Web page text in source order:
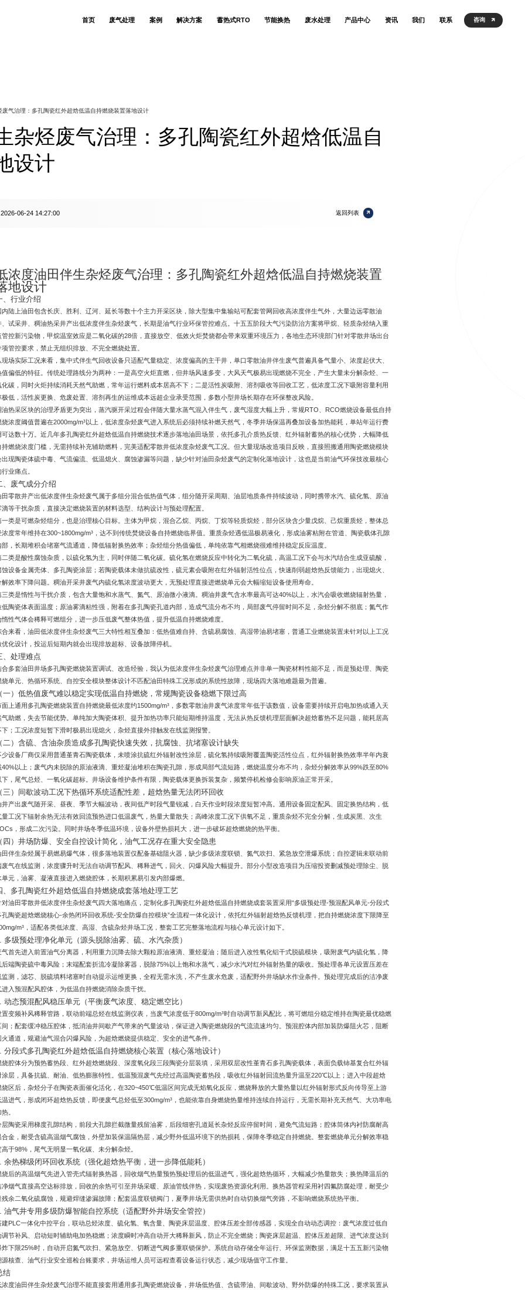
首页 废气处理
吸收洗涤技术 吸附脱附技术
模块低温深冷技术 湿电除尘技术 布袋除尘技术
生物除臭技术 风风逆流换热技术
案例 解决方案
化工污水站调节 污水站生化段恶
PVC 加工助剂异 电动车喷涂车间 热镀锌酸洗池盐
热镀锌锌烟颗粒 炒酱（调味酱包）气 动物无害化恶臭
塑料薄膜凹版印
蓄热式RTO
适用场景 相关案例
节能换热 废水处理 产品中心
吸附脱附设备 RTO焚烧炉
资讯
废气治理知识 废水处理知识
环保设备观点 行业动态
换热器技术
我们
客户评价
联系 咨询
废气治理：多孔陶瓷红外超焓低温自持燃烧装置落地设计
杂烃废气治理：多孔陶瓷红外超焓低温自
设计
2026-06-24 14:27:00 返回列表
浓度油田伴生杂烃废气治理：多孔陶瓷红外超焓低温自持燃烧装置
地设计
、行业介绍
内陆上油田包含长庆、胜利、辽河、延长等数十个主力开采区块，除大型集中集输站可配套管网回收高浓度伴生气外，大量边远零散油
、试采井、稠油热采井产出低浓度伴生杂烃废气，长期是油气行业环保管控难点。十五五阶段大气污染防治方案将甲烷、轻质杂烃纳入重
管控新污染物，甲烷温室效应是二氧化碳的28倍，直接放空、低效火炬焚烧都会带来双重环境压力，各地生态环境部门针对零散井场出台
项管控要求，禁止无组织排放、不完全燃烧处置。
现场实际工况来看，集中式伴生气回收设备只适配气量稳定、浓度偏高的主干井，单口零散油井伴生废气普遍具备气量小、浓度起伏大、
值偏低的特征。传统处理路线分为两种：一是高空火炬直燃，但井场风速多变，大风天气极易出现燃烧不完全，产生大量未分解杂烃、一
化碳，同时火炬持续消耗天然气助燃，常年运行燃料成本居高不下；二是活性炭吸附、溶剂吸收等回收工艺，低浓度工况下吸附容量利用
极低，活性炭更换、危废处置、溶剂再生的运维成本远超企业承受范围，多数小型井场长期存在环保整改风险。
油热采区块的治理矛盾更为突出，蒸汽驱开采过程会伴随大量水蒸气混入伴生气，废气湿度大幅上升，常规RTO、RCO燃烧设备最低自持
烧浓度阈值普遍在2000mg/m³以上，低浓度杂烃废气进入系统后必须持续补燃天然气，冬季井场保温再叠加设备加热能耗，单站年运行费
可达数十万。近几年多孔陶瓷红外超焓低温自持燃烧技术逐步落地油田场景，依托多孔介质热反馈、红外辐射蓄热的核心优势，大幅降低
持燃烧浓度门槛，无需持续补充辅助燃料，完美适配零散井低浓度杂烃废气工况。但大量现场改造项目反映，直接照搬通用陶瓷燃烧模块
出现陶瓷体硫中毒、气流偏流、低温熄火、腐蚀渗漏等问题，缺少针对油田杂烃废气的定制化落地设计，这也是当前油气环保技改最核心
行业痛点。
、废气成分介绍
田零散井产出低浓度伴生杂烃废气属于多组分混合低热值气体，组分随开采周期、油层地质条件持续波动，同时携带水汽、硫化氢、原油
滴等干扰杂质，直接决定燃烧装置的材料选型、结构设计与预处理配置。
一类是可燃杂烃组分，也是治理核心目标。主体为甲烷，混合乙烷、丙烷、丁烷等轻质烷烃，部分区块含少量戊烷、己烷重质烃，整体总
浓度常年维持在300~1800mg/m³，达不到传统焚烧设备自持燃烧临界值。重质杂烃遇低温极易液化，形成油雾粘附在管道、陶瓷载体孔隙
部，长期堆积会堵塞气流通道，降低辐射换热效率；杂烃组分热值偏低，单纯依靠气相燃烧很难维持稳定反应温度。
二类是酸性腐蚀杂质，以硫化氢为主，同时伴随二氧化碳。硫化氢在燃烧反应中转化为二氧化硫，高温工况下会与水汽结合生成亚硫酸，
蚀设备金属壳体、多孔陶瓷涂层；若陶瓷载体未做抗硫改性，硫元素会吸附在红外辐射活性位点，快速削弱超焓热反馈能力，出现熄火、
解效率下降问题。稠油开采井废气内硫化氢浓度波动更大，无预处理直接进燃烧单元会大幅缩短设备使用寿命。
三类是惰性与干扰介质，包含大量饱和水蒸气、氮气、原油微小液滴。稠油井废气含水率最高可达40%以上，水汽会吸收燃烧辐射热量，
低陶瓷体表面温度；原油雾滴粘性强，附着在多孔陶瓷孔道内部，造成气流分布不均，局部废气停留时间不足，杂烃分解不彻底；氮气作
惰性气体会稀释可燃组分，进一步压低废气整体热值，提升低温自持燃烧难度。
合来看，油田低浓度伴生杂烃废气三大特性相互叠加：低热值难自持、含硫易腐蚀、高湿带油易堵塞，普通工业燃烧装置未针对以上工况
优化设计，投运后短期内就会出现排放超标、设备故障停机。
、处理难点
合多套油田井场多孔陶瓷燃烧装置调试、改造经验，我认为低浓度伴生杂烃废气治理难点并非单一陶瓷材料性能不足，而是预处理、陶瓷
烧单元、热循环系统、自控安全模块整体设计不匹配油田特殊工况形成的系统性故障，现场四大落地难题最为普遍。
一）低热值废气难以稳定实现低温自持燃烧，常规陶瓷设备稳燃下限过高
面上通用多孔陶瓷燃烧装置自持燃烧最低浓度约1500mg/m³，多数零散油井废气浓度常年低于该数值，设备需要持续开启电加热或通入天
气助燃，失去节能优势。单纯加大陶瓷体积、提升加热功率只能短期维持温度，无法从热反馈机理层面解决超焓蓄热不足问题，能耗居高
下；工况浓度短暂下滑时极易出现熄火，杂烃直接外排触发在线监测报警。
二）含硫、含油杂质造成多孔陶瓷快速失效，抗腐蚀、抗堵塞设计缺失
少设备厂商仅采用普通堇青石陶瓷载体，未喷涂抗硫红外辐射改性涂层，硫化氢持续吸附覆盖陶瓷活性位点，红外辐射换热效率半年内衰
40%以上；废气内未脱除的原油液滴、重烃凝油堆积在陶瓷孔隙，形成局部气流短路，燃烧温度分布不均，杂烃分解效率从99%跌至80%
下，尾气总烃、一氧化碳超标。井场设备维护条件有限，陶瓷载体更换拆装复杂，频繁停机检修会影响原油正常开采。
三）间歇波动工况下热循环系统适配性差，超焓热量无法闭环回收
井产出废气随开采、昼夜、季节大幅波动，夜间低产时段气量锐减，白天作业时段浓度短暂冲高。通用设备固定配风、固定换热结构，低
量工况下辐射余热无法有效回流预热进口低温废气，热量大量散失；高峰浓度工况下供氧不足，重质杂烃不完全分解，生成炭黑、次生
，形成二次污染。同时井场冬季低温环境，设备外壁热损耗大，进一步破坏超焓燃烧的热平衡。
四）井场防爆、安全自控设计简化，油气工况存在重大安全隐患
田伴生杂烃属于易燃易爆气体，很多落地装置仅配备基础阻火器，缺少多级浓度联锁、氮气吹扫、紧急放空泄爆系统；自控逻辑未联动前
废气在线监测，浓度骤升时无法自动调节配风、稀释进气，回火、闪爆风险大幅提升。部分小型改造项目为压缩投资删减预处理除尘、脱
单元，油雾、凝液直接进入燃烧腔体，长期积累易引发内部爆燃。
、多孔陶瓷红外超焓低温自持燃烧成套落地处理工艺
对油田零散井低浓度伴生杂烃废气四大落地痛点，定制化多孔陶瓷红外超焓低温自持燃烧成套装置采用“多级预处理-预混配风单元-分段式
孔陶瓷超焓燃烧核心-余热闭环回收系统-安全防爆自控模块”全流程一体化设计，依托红外辐射超焓热反馈机理，把自持燃烧浓度下限降至
m³，适配各类低浓度、高湿、含硫杂烃井场工况，整套工艺完整落地流程与核心单元设计如下。
多级预处理净化单元（源头脱除油雾、硫、水汽杂质）
气首先进入前置油气分离器，利用重力沉降去除大颗粒原油液滴、重烃凝油；随后进入改性氧化铝干式脱硫模块，吸附废气内硫化氢，降
后端陶瓷硫中毒风险；末端配套折流冷凝除雾器，脱除75%以上饱和水蒸气，减少水汽对红外辐射热量的吸收。预处理各单元设置压差在
监测，滤芯、脱硫填料堵塞时自动提示运维更换，全程无需水洗，不产生废水危废，适配野外井场缺水作业条件。预处理完成后的洁净废
进入预混配风腔体，为低温自持燃烧消除杂质干扰。
动态预混配风稳压单元（平衡废气浓度、稳定燃空比）
置变频补风稀释管路，联动前端总烃在线监测仪表，当废气浓度低于800mg/m³时自动调节新风配比，将可燃组分稳定维持在陶瓷最优稳燃
间；配套缓冲稳压腔体，抵消油井间歇产气带来的气量波动，保证进入陶瓷燃烧段的气流流速均匀。预混腔体内部加装防爆阻火芯，阻断
火通道，规避油气混合闪爆风险，为超焓燃烧提供稳定、安全的进气条件。
分段式多孔陶瓷红外超焓低温自持燃烧核心装置（核心落地设计）
烧腔体分为预热蓄热段、红外超焓燃烧段、深度氧化段三段陶瓷分层装填，采用双层改性堇青石多孔陶瓷载体，表面负载铈基复合红外辐
涂层，具备抗硫、耐油、低热膨胀特性。低温预混废气先经过高温陶瓷蓄热段，吸收红外辐射回流热量升温至220℃以上；进入中段超焓
烧区后，杂烃分子在陶瓷表面催化活化，在320~450℃低温区间完成无焰氧化反应，燃烧释放的大量热量以红外辐射形式反向传导至上游
温进气，形成闭环超焓热反馈，即便废气总烃低至300mg/m³，也能依靠自身燃烧热量维持连续自持运行，无需长期补充天然气、大功率电
。
层陶瓷采用梯度孔隙结构，前段大孔隙拦截微量残留油雾，后段细密孔道延长杂烃反应停留时间，避免气流短路；腔体筒体内衬防腐耐高
合金，耐受含硫高温烟气腐蚀，外壁加装保温隔热层，减少野外低温环境下的热损耗，保障冬季稳定自持燃烧。整套燃烧单元分解效率稳
高于98%，尾气无明显一氧化碳、未分解杂烃。
余热梯级闭环回收系统（强化超焓热平衡，进一步降低能耗）
烧后的高温烟气先进入管壳式辐射换热器，回收烟气热量预热预处理后的低温进气，强化超焓热循环，大幅减少热量散失；换热降温后的
净烟气直接高空达标排放，回收的余热可引至井场采暖、原油管线伴热，实现废热资源化利用。换热器管程采用衬四氟防腐处理，耐受少
残余二氧化硫腐蚀，规避焊缝渗漏故障；配套温度联锁阀门，夏季井场无需供热时自动切换烟气旁路，不影响燃烧系统热平衡。
油气井专用多级防爆智能自控系统（适配野外井场安全管控）
建PLC一体化中控平台，联动总烃浓度、硫化氢、氧含量、陶瓷床层温度、腔体压差全部传感器，实现全自动动态调控：废气浓度过低自
调节补风、启动短时辅助电加热稳燃；浓度瞬时冲高自动开大稀释新风，防止不完全燃烧；陶瓷床层超温、腔体压差超限、进气浓度达到
炸下限25%时，自动开启氮气吹扫、紧急放空、切断进气阀多重联锁保护。系统自动存储全年运行、环保监测数据，满足十五五新污染物
源核查、油气行业安全巡检台账要求，井场运维人员可远程查看设备运行状态，减少现场值守工作量。
结
浓度油田伴生杂烃废气治理不能直接套用通用多孔陶瓷燃烧设备，井场低热值、含硫带油、间歇波动、野外防爆的特殊工况，要求装置从